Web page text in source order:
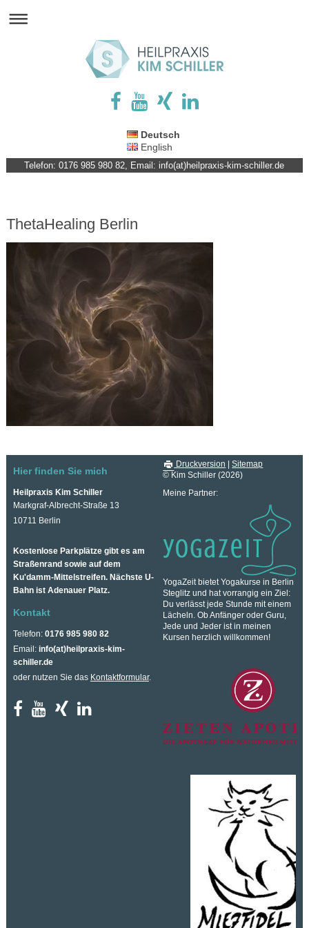
Deutsch
English
Telefon: 0176 985 980 82, Email: info(at)heilpraxis-kim-schiller.de
ThetaHealing Berlin
Hier finden Sie mich
Heilpraxis Kim Schiller
Markgraf-Albrecht-Straße 13
10711 Berlin
Kostenlose Parkplätze gibt es am
Straßenrand sowie auf dem
Ku'damm-Mittelstreifen. Nächste U-
Bahn ist Adenauer Platz.
Kontakt
Telefon: 0176 985 980 82
Email: info(at)heilpraxis-kim-
schiller.de
oder nutzen Sie das Kontaktformular.
Druckversion
Sitemap
© Kim Schiller (2026)
Meine Partner:
YogaZeit bietet Yogakurse in Berlin
Steglitz und hat vorrangig ein Ziel:
Du verlässt jede Stunde mit einem
Lächeln. Ob Anfänger oder Guru,
Jede und Jeder ist in meinen
Kursen herzlich willkommen!